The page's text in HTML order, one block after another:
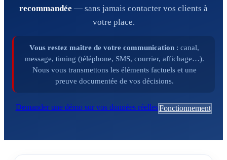
recommandée — sans jamais contacter vos clients à
votre place.
Vous restez maître de votre communication : canal,
message, timing (téléphone, SMS, courrier, affichage…).
Nous vous transmettons les éléments factuels et une
preuve documentée de vos décisions.
Demander une démo sur vos données réellesFonctionnement